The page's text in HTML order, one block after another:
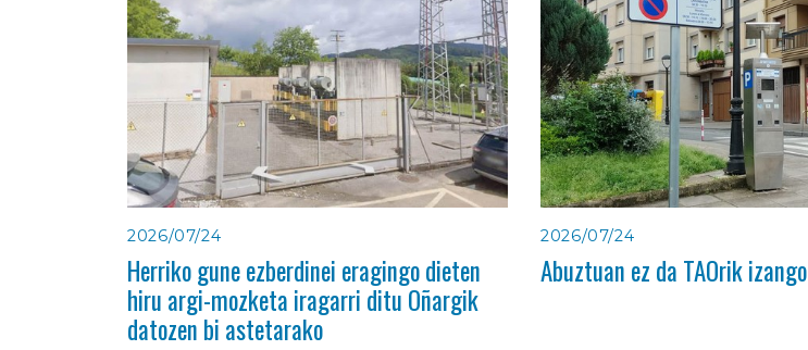
2026/07/24
Herriko gune ezberdinei eragingo dieten
hiru argi-mozketa iragarri ditu Oñargik
datozen bi astetarako
2026/07/24
Abuztuan ez da TAOrik izango